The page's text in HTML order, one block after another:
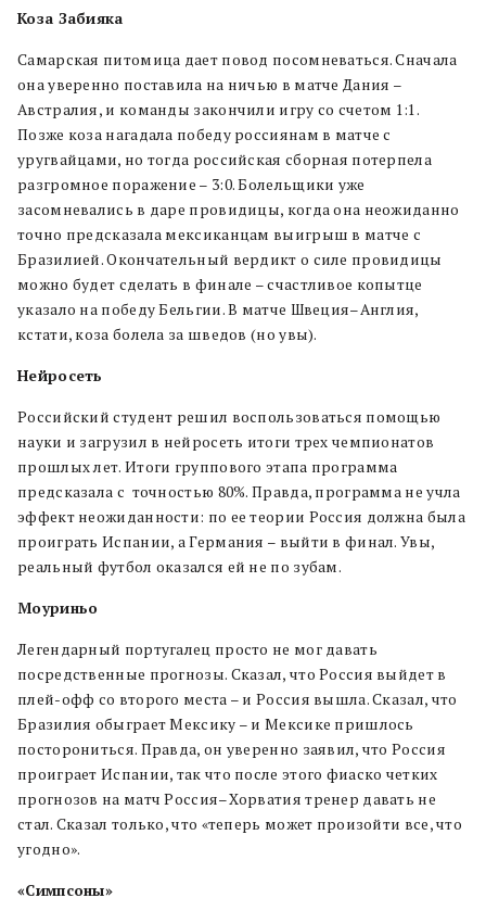
Коза Забияка
Самарская питомица дает повод посомневаться. Сначала
она уверенно поставила на ничью в матче Дания –
Австралия, и команды закончили игру со счетом 1:1.
Позже коза нагадала победу россиянам в матче с
уругвайцами, но тогда российская сборная потерпела
разгромное поражение – 3:0. Болельщики уже
засомневались в даре провидицы, когда она неожиданно
точно предсказала мексиканцам выигрыш в матче с
Бразилией. Окончательный вердикт о силе провидицы
можно будет сделать в финале – счастливое копытце
указало на победу Бельгии. В матче Швеция–Англия,
кстати, коза болела за шведов (но увы).
Нейросеть
Российский студент решил воспользоваться помощью
науки и загрузил в нейросеть итоги трех чемпионатов
прошлых лет. Итоги группового этапа программа
предсказала с точностью 80%. Правда, программа не учла
эффект неожиданности: по ее теории Россия должна была
проиграть Испании, а Германия – выйти в финал. Увы,
реальный футбол оказался ей не по зубам.
Моуриньо
Легендарный португалец просто не мог давать
посредственные прогнозы. Сказал, что Россия выйдет в
плей-офф со второго места – и Россия вышла. Сказал, что
Бразилия обыграет Мексику – и Мексике пришлось
посторониться. Правда, он уверенно заявил, что Россия
проиграет Испании, так что после этого фиаско четких
прогнозов на матч Россия–Хорватия тренер давать не
стал. Сказал только, что «теперь может произойти все, что
угодно».
«Симпсоны»